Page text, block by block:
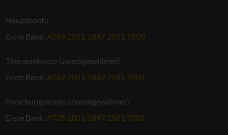
Hauptkonto
Erste Bank: AT89 2011 1847 2581 7800
Therapiekonto (zweckgewidmet)
Erste Bank: AT62 2011 1847 2581 7801
Forschungskonto (zweckgewidmet)
Erste Bank: AT35 2011 1847 2581 7802